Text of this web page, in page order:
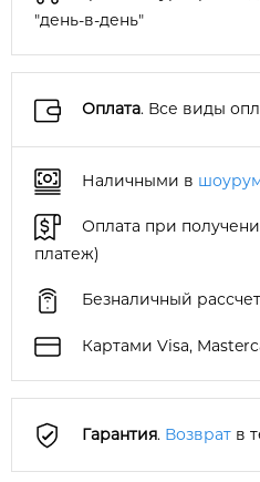
"день-в-день"
Оплата. Все виды
Наличными в
Оплата при
платеж)
Безналичный рассчет
Картами Visa,
Гарантия. Возврат в